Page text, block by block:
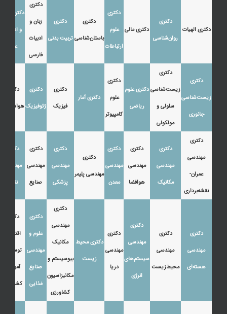
دکتری الهیات
دکتری
روان‌شناسی
دکتری مالی
دکتری
علوم
ارتباطات
دکتری
باستان‌شناسی
دکتری
تربیت بدنی
دکتری
زبان و
ادبیات
فارسی
دکتری زبان
و ادبیات
عرب
دکتری
زیست‌شناسی
جانوری
دکتری
زیست‌شناسی
سلولی و
مولکولی
دکتری علوم
ریاضی
دکتری
علوم
کامپیوتر
دکتری آمار
دکتری
فیزیک
دکتری
ژئوفیزیک
دکتری
هواشناسی
دکتری
مهندسی
عمران-
نقشه‌برداری
دکتری
مهندسی
مکانیک
دکتری
مهندسی
هوافضا
دکتری
مهندسی
معدن
دکتری
مهندسی پلیمر
دکتری
مهندسی
پزشکی
دکتری
مهندسی
صنایع
دکتری
مهندسی
نفت
دکتری
مهندسی
هسته‌ای
دکتری
مهندسی
محیط‌زیست
دکتری
مهندسی
سیستم‌های
انرژی
دکتری
مهندسی
دریا
دکتری محیط
زیست
دکتری
مهندسی
مکانیک
بیوسیستم و
مکانیزاسیون
کشاورزی
دکتری
علوم و
مهندسی
صنایع
غذایی
دکتری
اقتصاد،
توسعه و
آموزش
کشاورزی